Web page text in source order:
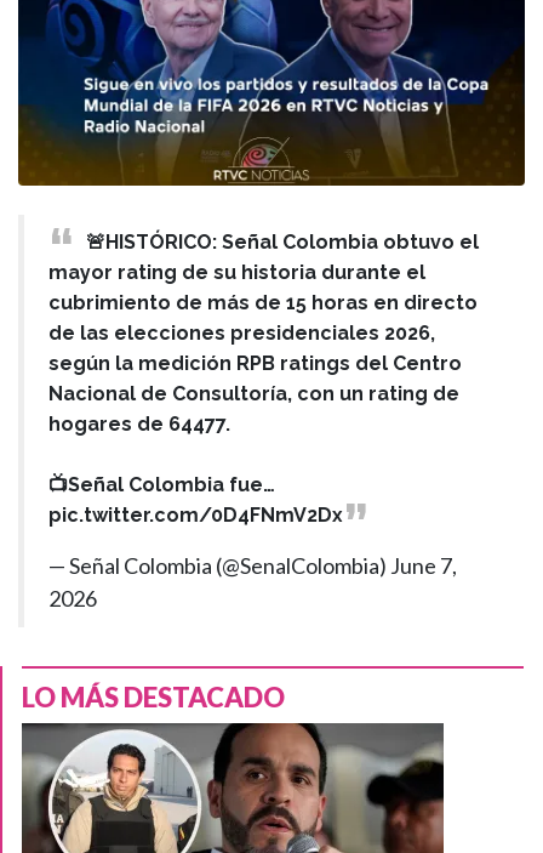
🚨HISTÓRICO: Señal Colombia obtuvo el
mayor rating de su historia durante el
cubrimiento de más de 15 horas en directo
de las elecciones presidenciales 2026,
según la medición RPB ratings del Centro
Nacional de Consultoría, con un rating de
hogares de 64477.
📺Señal Colombia fue…
pic.twitter.com/0D4FNmV2Dx
— Señal Colombia (@SenalColombia) June 7,
2026
LO MÁS DESTACADO